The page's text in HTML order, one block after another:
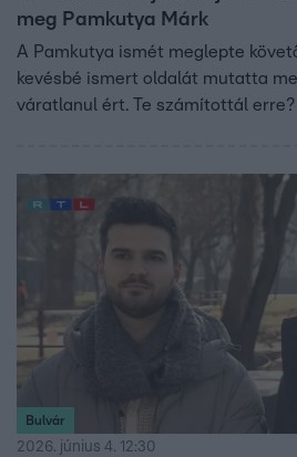
meg Pamkutya Márk
A Pamkutya ismét meglepte
kevésbé ismert oldalát mutatta
váratlanul ért. Te számítottál erre?
Bulvár
2026. június 4. 12:30